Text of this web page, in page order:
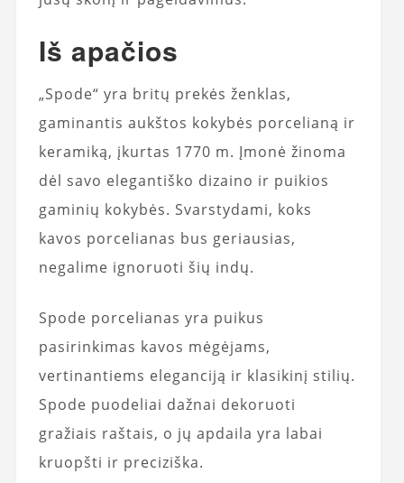
Iš apačios
„Spode“ yra britų prekės ženklas,
gaminantis aukštos kokybės porcelianą ir
keramiką, įkurtas 1770 m. Įmonė žinoma
dėl savo elegantiško dizaino ir puikios
gaminių kokybės. Svarstydami, koks
kavos porcelianas bus geriausias,
negalime ignoruoti šių indų.
Spode porcelianas yra puikus
pasirinkimas kavos mėgėjams,
vertinantiems eleganciją ir klasikinį stilių.
Spode puodeliai dažnai dekoruoti
gražiais raštais, o jų apdaila yra labai
kruopšti ir preciziška.